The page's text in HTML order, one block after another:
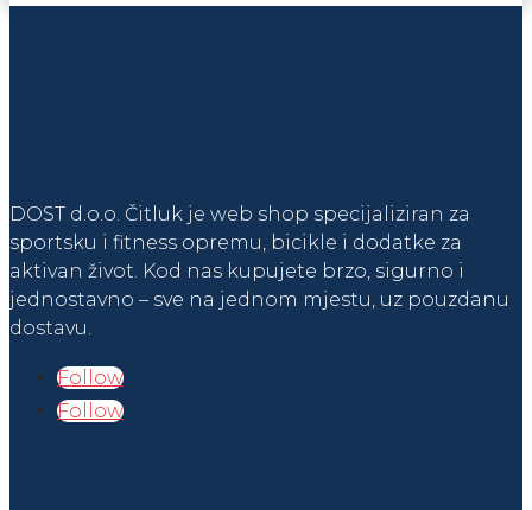
količina
DOST d.o.o. Čitluk je web shop specijaliziran za
sportsku i fitness opremu, bicikle i dodatke za
aktivan život. Kod nas kupujete brzo, sigurno i
jednostavno – sve na jednom mjestu, uz pouzdanu
dostavu.
Follow
Follow